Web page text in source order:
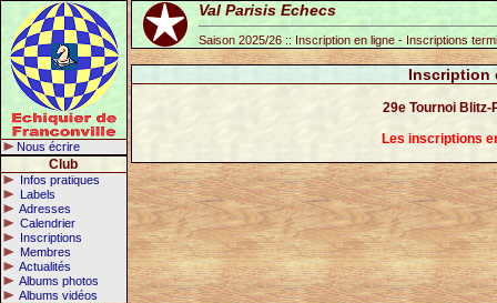
Nous écrire
Club
Infos pratiques
Labels
Adresses
Calendrier
Inscriptions
Membres
Actualités
Albums photos
Albums vidéos
Val Parisis Echecs
Saison 2025/26 :: Inscription en ligne - Inscriptions
Inscription
29e Tournoi Blitz-
Les inscriptions